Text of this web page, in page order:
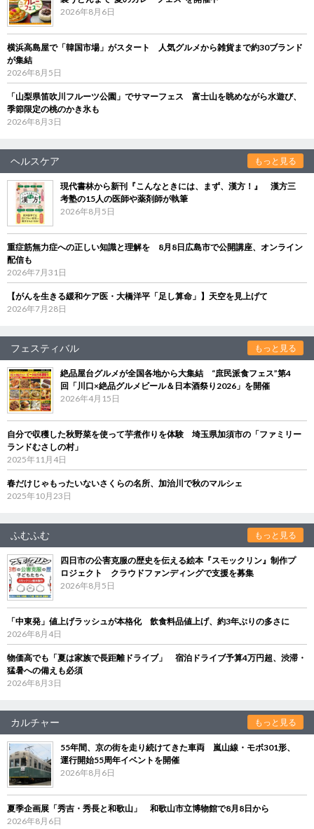
2026年8月6日
横浜高島屋で「韓国市場」がスタート 人気グルメから雑貨まで約30ブランド
が集結
2026年8月5日
「山梨県笛吹川フルーツ公園」でサマーフェス 富士山を眺めながら水遊び、
季節限定の桃のかき氷も
2026年8月3日
ヘルスケア もっと見る
現代書林から新刊『こんなときには、まず、漢方！』 漢方三
考塾の15人の医師や薬剤師が執筆
2026年8月5日
重症筋無力症への正しい知識と理解を 8月8日広島市で公開講座、オンライン
配信も
2026年7月31日
【がんを生きる緩和ケア医・大橋洋平「足し算命」】天空を見上げて
2026年7月28日
フェスティバル もっと見る
絶品屋台グルメが全国各地から大集結 “庶民派食フェス”第4
回「川口×絶品グルメビール＆日本酒祭り2026」を開催
2026年4月15日
自分で収穫した秋野菜を使って芋煮作りを体験 埼玉県加須市の「ファミリー
ランドむさしの村」
2025年11月4日
春だけじゃもったいないさくらの名所、加治川で秋のマルシェ
2025年10月23日
ふむふむ もっと見る
四日市の公害克服の歴史を伝える絵本『スモックリン』制作プ
ロジェクト クラウドファンディングで支援を募集
2026年8月5日
「中東発」値上げラッシュが本格化 飲食料品値上げ、約3年ぶりの多さに
2026年8月4日
物価高でも「夏は家族で長距離ドライブ」 宿泊ドライブ予算4万円超、渋滞・
猛暑への備えも必須
2026年8月3日
カルチャー もっと見る
55年間、京の街を走り続けてきた車両 嵐山線・モボ301形、
運行開始55周年イベントを開催
2026年8月6日
夏季企画展「秀吉・秀長と和歌山」 和歌山市立博物館で8月8日から
2026年8月6日